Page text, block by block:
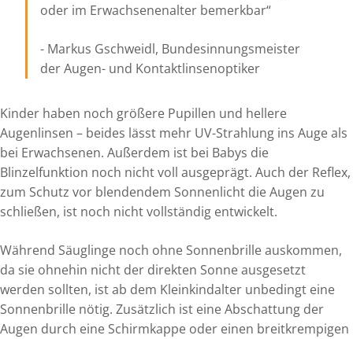
oder im Erwachsenenalter bemerkbar“
- Markus Gschweidl, Bundesinnungsmeister
der Augen- und Kontaktlinsenoptiker
Kinder haben noch größere Pupillen und hellere
Augenlinsen – beides lässt mehr UV-Strahlung ins Auge als
bei Erwachsenen. Außerdem ist bei Babys die
Blinzelfunktion noch nicht voll ausgeprägt. Auch der Reflex,
zum Schutz vor blendendem Sonnenlicht die Augen zu
schließen, ist noch nicht vollständig entwickelt.
Während Säuglinge noch ohne Sonnenbrille auskommen,
da sie ohnehin nicht der direkten Sonne ausgesetzt
werden sollten, ist ab dem Kleinkindalter unbedingt eine
Sonnenbrille nötig. Zusätzlich ist eine Abschattung der
Augen durch eine Schirmkappe oder einen breitkrempigen